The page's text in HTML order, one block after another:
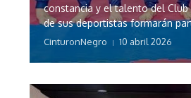
constancia y el talento del
de sus deportistas formarán
CinturonNegro 10 abril 2026